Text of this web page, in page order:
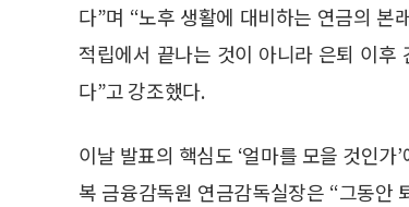
다”며 “노후 생활에 대비하는 연금의 본
적립에서 끝나는 것이 아니라 은퇴 이
다”고 강조했다.
이날 발표의 핵심도 ‘얼마를 모을 것인가
복 금융감독원 연금감독실장은 “그동안